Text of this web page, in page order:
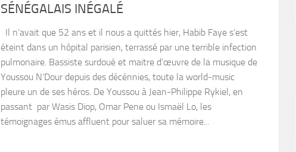
SÉNÉGALAIS INÉGALÉ
Il n’avait que 52 ans et il nous a quittés hier, Habib Faye s’est
éteint dans un hôpital parisien, terrassé par une terrible infection
pulmonaire. Bassiste surdoué et maitre d’œuvre de la musique de
Youssou N’Dour depuis des décénnies, toute la world-music
pleure un de ses héros. De Youssou à Jean-Philippe Rykiel, en
passant par Wasis Diop, Omar Pene ou Ismaël Lo, les
témoignages émus affluent pour saluer sa mémoire...